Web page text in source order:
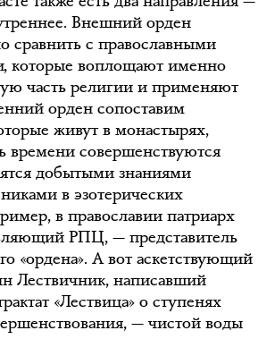
Внешний орден
сравнить с православными
которые воплощают именно
часть религии и применяют
орден сопоставим
живут в монастырях,
времени совершенствуются
добытыми знаниями
в эзотерических
в православии патриарх
РПЦ, — представитель
«ордена». А вот аскетствующий
Лествичник, написавший
«Лествица» о ступенях
— чистой воды